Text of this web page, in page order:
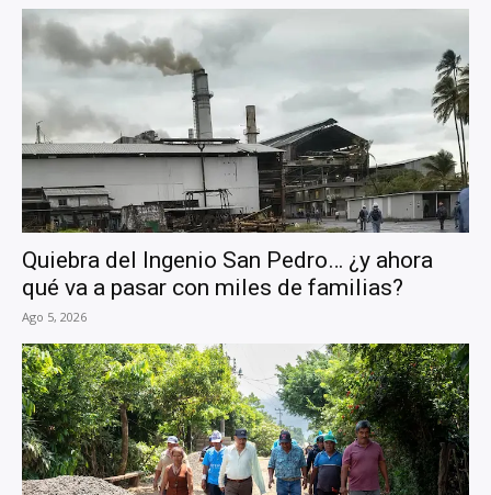
Quiebra del Ingenio San Pedro… ¿y ahora
qué va a pasar con miles de familias?
Ago 5, 2026